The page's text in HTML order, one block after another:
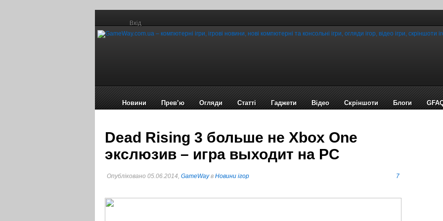
Вхід
Новини Прев’ю Огляди Статті Гаджети Відео Cкріншоти Блоги
Dead Rising 3 больше не Xbox One
экслюзив – игра выходит на PC
Опубліковано 05.06.2014, GameWayв Новини ігор 7